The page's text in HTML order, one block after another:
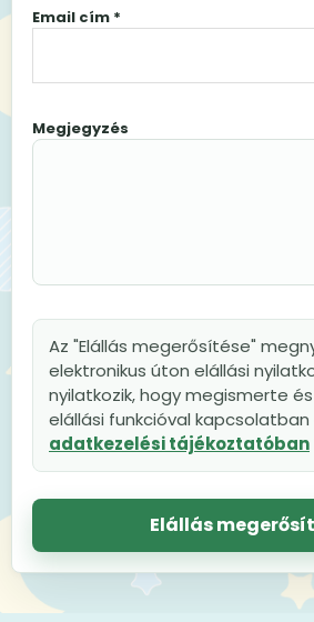
Email cím *
Megjegyzés
Az "Elállás megerősítése"
elektronikus úton elállási
nyilatkozik, hogy megismerte
elállási funkcióval kapcsolatban
adatkezelési tájékoztatóban
Elállás